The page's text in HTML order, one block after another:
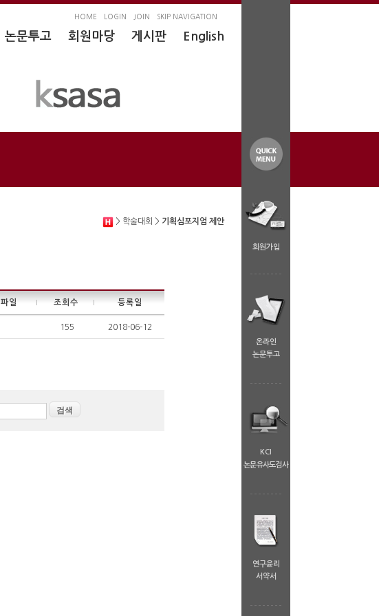
HOME LOGIN JOIN SKIP NAVIGATION
논문투고 회원마당 게시판 English
회원가입
온라인
논문투고
KCI
논문유사도검사
연구윤리
서약서
> 학술대회 > 기획심포지엄 제안
파일 조회수 등록일
155 2018-06-12